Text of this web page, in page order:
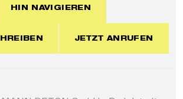
HIN NAVIGIEREN
JETZT ANRUFEN